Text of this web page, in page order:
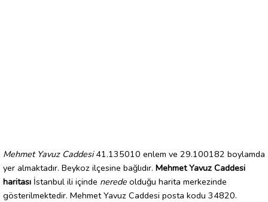
Mehmet Yavuz Caddesi41.135010 enlem ve 29.100182 boylamda
yer almaktadır. Beykoz ilçesine bağlıdır. Mehmet Yavuz Caddesi
haritası İstanbul ili içinde nerede olduğu harita merkezinde
gösterilmektedir. Mehmet Yavuz Caddesi posta kodu 34820.